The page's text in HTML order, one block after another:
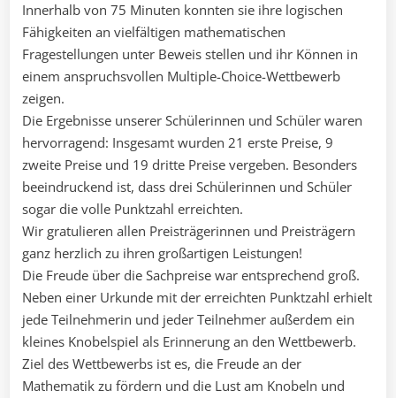
Innerhalb von 75 Minuten konnten sie ihre logischen
Fähigkeiten an vielfältigen mathematischen
Fragestellungen unter Beweis stellen und ihr Können in
einem anspruchsvollen Multiple-Choice-Wettbewerb
zeigen.
Die Ergebnisse unserer Schülerinnen und Schüler waren
hervorragend: Insgesamt wurden 21 erste Preise, 9
zweite Preise und 19 dritte Preise vergeben. Besonders
beeindruckend ist, dass drei Schülerinnen und Schüler
sogar die volle Punktzahl erreichten.
Wir gratulieren allen Preisträgerinnen und Preisträgern
ganz herzlich zu ihren großartigen Leistungen!
Die Freude über die Sachpreise war entsprechend groß.
Neben einer Urkunde mit der erreichten Punktzahl erhielt
jede Teilnehmerin und jeder Teilnehmer außerdem ein
kleines Knobelspiel als Erinnerung an den Wettbewerb.
Ziel des Wettbewerbs ist es, die Freude an der
Mathematik zu fördern und die Lust am Knobeln und